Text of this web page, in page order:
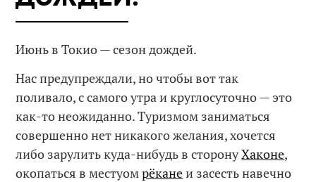
Июнь в Токио — сезон дождей.
Нас предупреждали, но чтобы вот так
поливало, с самого утра и круглосуточно — это
как-то неожиданно. Туризмом заниматься
совершенно нет никакого желания, хочется
либо зарулить куда-нибудь в сторонуХаконе,
окопаться в местyомрёканеи засесть навечно